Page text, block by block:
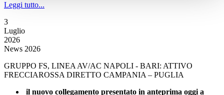
Leggi tutto...
3
Luglio
2026
News 2026
GRUPPO FS, LINEA AV/AC NAPOLI - BARI: ATTIVO
FRECCIAROSSA DIRETTO CAMPANIA – PUGLIA
il nuovo collegamento presentato in anteprima oggi a